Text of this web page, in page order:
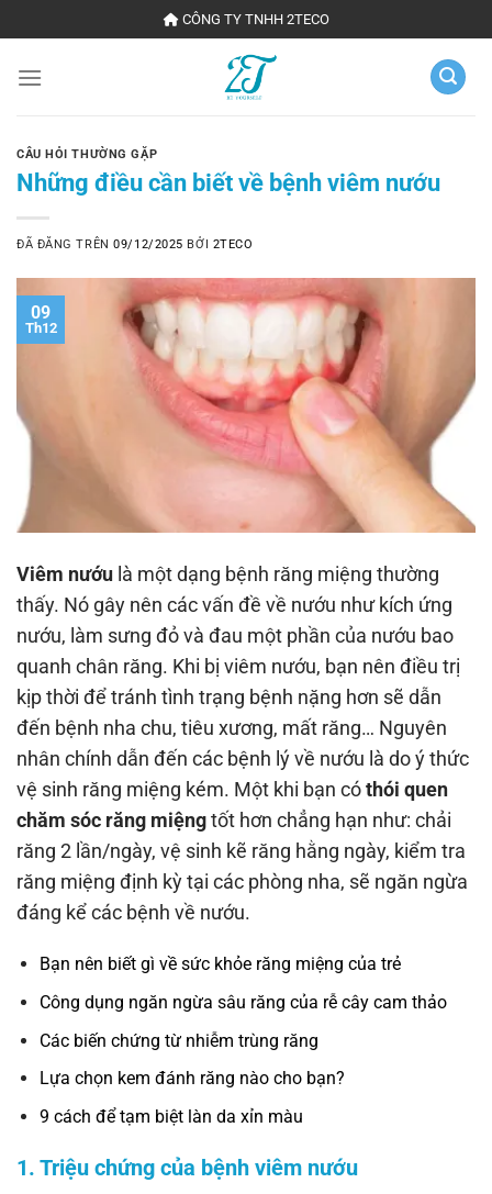
đến
nội
CÔNG TY TNHH 2TECO
CÂU HỎI THƯỜNG GẶP
Những điều cần biết về bệnh viêm nướu
ĐÃ ĐĂNG TRÊN09/12/2025 BỞI 2TECO
09
Th12
Viêm nướu là một dạng bệnh răng miệng thường
thấy. Nó gây nên các vấn đề về nướu như kích ứng
nướu, làm sưng đỏ và đau một phần của nướu bao
quanh chân răng. Khi bị viêm nướu, bạn nên điều trị
kịp thời để tránh tình trạng bệnh nặng hơn sẽ dẫn
đến bệnh nha chu, tiêu xương, mất răng… Nguyên
nhân chính dẫn đến các bệnh lý về nướu là do ý thức
vệ sinh răng miệng kém. Một khi bạn cóthói quen
chăm sóc răng miệngtốt hơn chẳng hạn như: chải
răng 2 lần/ngày, vệ sinh kẽ răng hằng ngày, kiểm tra
răng miệng định kỳ tại các phòng nha, sẽ ngăn ngừa
đáng kể các bệnh về nướu.
Bạn nên biết gì về sức khỏe răng miệng của trẻ
Công dụng ngăn ngừa sâu răng của rễ cây cam thảo
Các biến chứng từ nhiễm trùng răng
Lựa chọn kem đánh răng nào cho bạn?
9 cách để tạm biệt làn da xỉn màu
1. Triệu chứng của bệnh viêm nướu